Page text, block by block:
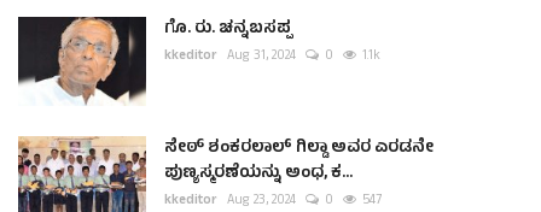
ಗೊ. ರು. ಚನ್ನಬಸಪ್ಪ
kkeditor Aug 31, 2024 0 1.1k
ಸೇಠ್ ಶಂಕರಲಾಲ್ ಗಿಲ್ಡಾ ಅವರ ಎರಡನೇ
ಪುಣ್ಯಸ್ಮರಣೆಯನ್ನು ಅಂಧ, ಕ...
kkeditor Aug 23, 2024 0 547